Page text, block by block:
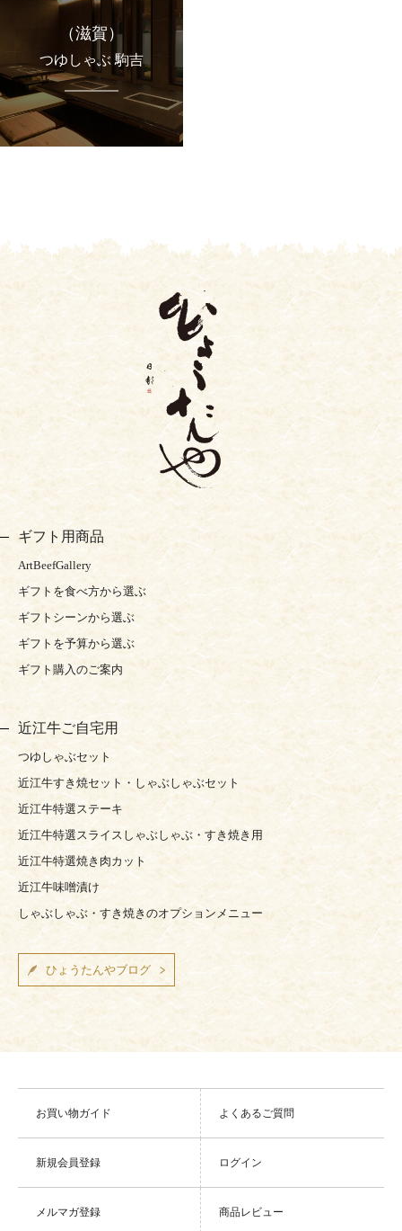
（滋賀）
つゆしゃぶ 駒吉
ギフト用商品
ArtBeefGallery
ギフトを食べ方から選ぶ
ギフトシーンから選ぶ
ギフトを予算から選ぶ
ギフト購入のご案内
近江牛ご自宅用
つゆしゃぶセット
近江牛すき焼セット・しゃぶしゃぶセット
近江牛特選ステーキ
近江牛特選スライスしゃぶしゃぶ・すき焼き用
近江牛特選焼き肉カット
近江牛味噌漬け
しゃぶしゃぶ・すき焼きのオプションメニュー
ひょうたんやブログ
お買い物ガイド よくあるご質問
新規会員登録 ログイン
メルマガ登録 商品レビュー